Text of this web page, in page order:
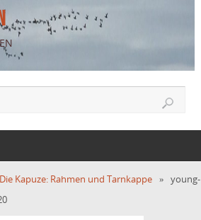
Die Kapuze: Rahmen und Tarnkappe » young-